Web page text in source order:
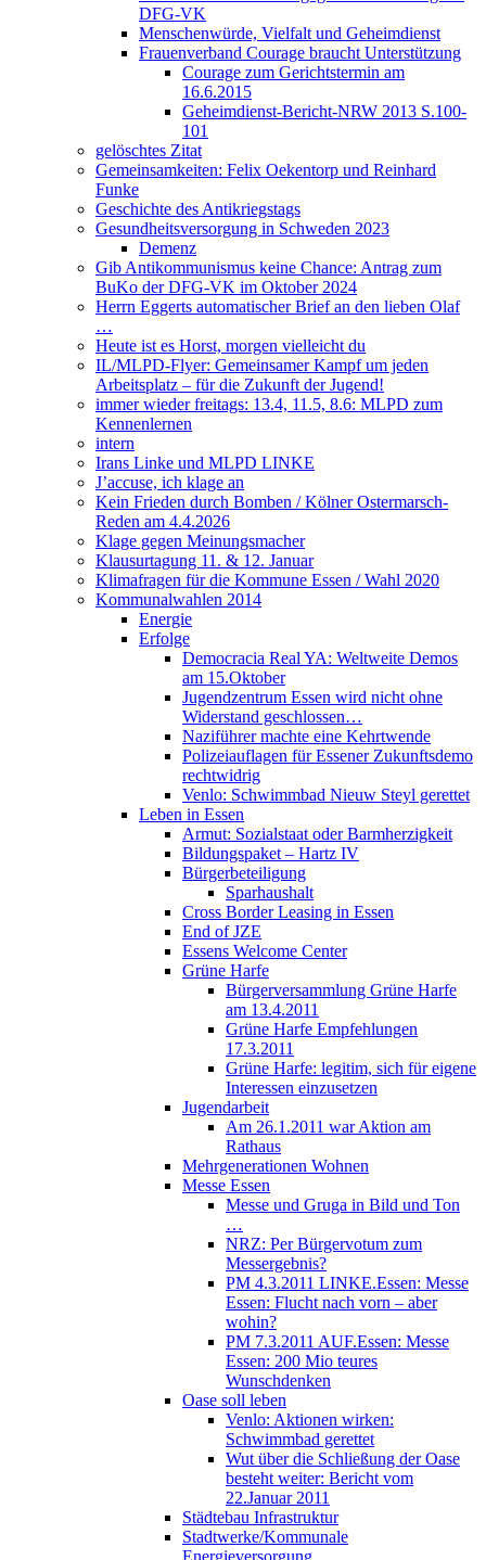
DFG-VK
Menschenwürde, Vielfalt und Geheimdienst
Frauenverband Courage braucht Unterstützung
Courage zum Gerichtstermin am
16.6.2015
Geheimdienst-Bericht-NRW 2013 S.100-
101
gelöschtes Zitat
Gemeinsamkeiten: Felix Oekentorp und Reinhard
Funke
Geschichte des Antikriegstags
Gesundheitsversorgung in Schweden 2023
Demenz
Gib Antikommunismus keine Chance: Antrag zum
BuKo der DFG-VK im Oktober 2024
Herrn Eggerts automatischer Brief an den lieben Olaf
…
Heute ist es Horst, morgen vielleicht du
IL/MLPD-Flyer: Gemeinsamer Kampf um jeden
Arbeitsplatz – für die Zukunft der Jugend!
immer wieder freitags: 13.4, 11.5, 8.6: MLPD zum
Kennenlernen
intern
Irans Linke und MLPD LINKE
J’accuse, ich klage an
Kein Frieden durch Bomben / Kölner Ostermarsch-
Reden am 4.4.2026
Klage gegen Meinungsmacher
Klausurtagung 11. & 12. Januar
Klimafragen für die Kommune Essen / Wahl 2020
Kommunalwahlen 2014
Energie
Erfolge
Democracia Real YA: Weltweite Demos
am 15.Oktober
Jugendzentrum Essen wird nicht ohne
Widerstand geschlossen…
Naziführer machte eine Kehrtwende
Polizeiauflagen für Essener Zukunftsdemo
rechtwidrig
Venlo: Schwimmbad Nieuw Steyl gerettet
Leben in Essen
Armut: Sozialstaat oder Barmherzigkeit
Bildungspaket – Hartz IV
Bürgerbeteiligung
Sparhaushalt
Cross Border Leasing in Essen
End of JZE
Essens Welcome Center
Grüne Harfe
Bürgerversammlung Grüne Harfe
am 13.4.2011
Grüne Harfe Empfehlungen
17.3.2011
Grüne Harfe: legitim, sich für eigene
Interessen einzusetzen
Jugendarbeit
Am 26.1.2011 war Aktion am
Rathaus
Mehrgenerationen Wohnen
Messe Essen
Messe und Gruga in Bild und Ton
…
NRZ: Per Bürgervotum zum
Messergebnis?
PM 4.3.2011 LINKE.Essen: Messe
Essen: Flucht nach vorn – aber
wohin?
PM 7.3.2011 AUF.Essen: Messe
Essen: 200 Mio teures
Wunschdenken
Oase soll leben
Venlo: Aktionen wirken:
Schwimmbad gerettet
Wut über die Schließung der Oase
besteht weiter: Bericht vom
22.Januar 2011
Städtebau Infrastruktur
Stadtwerke/Kommunale
Energieversorgung